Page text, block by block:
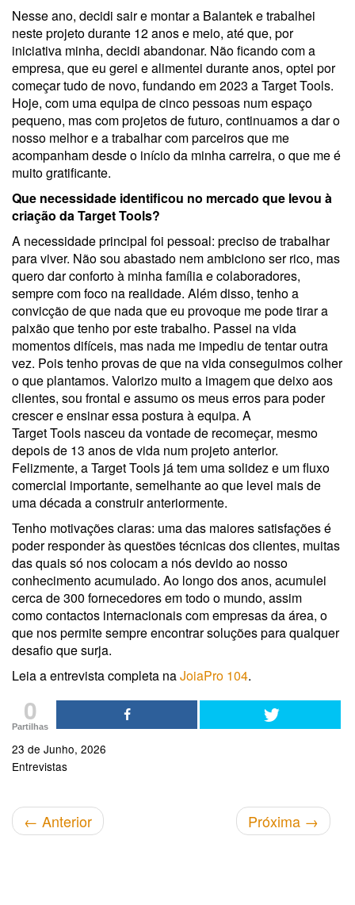
Nesse ano, decidi sair e montar a Balantek e trabalhei
neste projeto durante 12 anos e meio, até que, por
iniciativa minha, decidi abandonar. Não ficando com a
empresa, que eu gerei e alimentei durante anos, optei por
começar tudo de novo, fundando em 2023 a Target Tools.
Hoje, com uma equipa de cinco pessoas num espaço
pequeno, mas com projetos de futuro, continuamos a dar o
nosso melhor e a trabalhar com parceiros que me
acompanham desde o início da minha carreira, o que me é
muito gratificante.
Que necessidade identificou no mercado que levou à
criação da Target Tools?
A necessidade principal foi pessoal: preciso de trabalhar
para viver. Não sou abastado nem ambiciono ser rico, mas
quero dar conforto à minha família e colaboradores,
sempre com foco na realidade. Além disso, tenho a
convicção de que nada que eu provoque me pode tirar a
paixão que tenho por este trabalho. Passei na vida
momentos difíceis, mas nada me impediu de tentar outra
vez. Pois tenho provas de que na vida conseguimos colher
o que plantamos. Valorizo muito a imagem que deixo aos
clientes, sou frontal e assumo os meus erros para poder
crescer e ensinar essa postura à equipa. A
Target Tools nasceu da vontade de recomeçar, mesmo
depois de 13 anos de vida num projeto anterior.
Felizmente, a Target Tools já tem uma solidez e um fluxo
comercial importante, semelhante ao que levei mais de
uma década a construir anteriormente.
Tenho motivações claras: uma das maiores satisfações é
poder responder às questões técnicas dos clientes, muitas
das quais só nos colocam a nós devido ao nosso
conhecimento acumulado. Ao longo dos anos, acumulei
cerca de 300 fornecedores em todo o mundo, assim
como contactos internacionais com empresas da área, o
que nos permite sempre encontrar soluções para qualquer
desafio que surja.
Leia a entrevista completa naJoiaPro 104.
0
Partilhas
23 de Junho, 2026
Entrevistas
← Anterior Próxima →